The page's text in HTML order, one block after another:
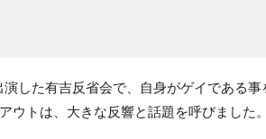
した有吉反省会で、自身がゲイである事
ウトは、大きな反響と話題を呼びました。